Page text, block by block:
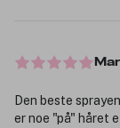
Den beste
er noe "på" håret